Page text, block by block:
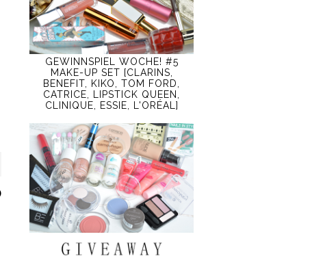
GEWINNSPIEL WOCHE! #5
MAKE-UP SET [CLARINS,
BENEFIT, KIKO, TOM FORD,
CATRICE, LIPSTICK QUEEN,
CLINIQUE, ESSIE, L'ORÉAL]